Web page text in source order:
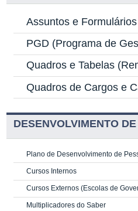
Assuntos e Formulários
PGD (Programa de
Quadros e Tabelas
Quadros de Cargos e
DESENVOLVIMENTO
Plano de Desenvolvimento de
Cursos Internos
Cursos Externos (Escolas de
Multiplicadores do Saber